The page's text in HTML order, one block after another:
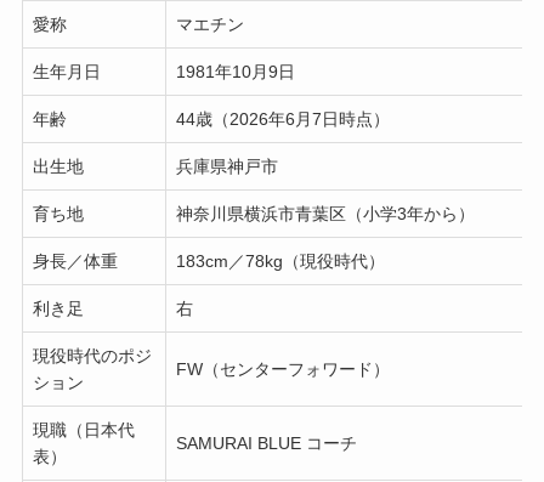
愛称 マエチン
生年月日 1981年10月9日
年齢 44歳（2026年6月7日時点）
出生地 兵庫県神戸市
育ち地 神奈川県横浜市青葉区（小学3年から）
身長／体重 183cm／78kg（現役時代）
利き足 右
現役時代のポジ
ション
FW（センターフォワード）
現職（日本代
表）
SAMURAI BLUE コーチ